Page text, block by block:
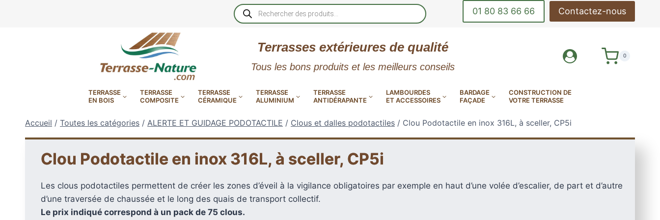
Recherche
de
produits
01 80 83 66 66 Contactez-nous
Terrasses extérieures de qualité
Tous les bons produits et les meilleurs conseils
0
TERRASSE
EN BOIS
LAMES DE TERRASSE
EN BOIS EXOTIQUE
TERRASSE
COMPOSITE
LAMES DE TERRASSE EN
BOIS COMPOSITE TIMBERTECH
TERRASSE
CÉRAMIQUE
LAMES DE TERRASSE
DURA EN CERAMIQUE
TERRASSE
ALUMINIUM
TERRASSE
ANTIDÉRAPANTE
BANDES ANTIDÉRAPANTES
POUR TERRASSE EN BOIS
LAMBOURDES
ET ACCESSOIRES
BANDES BITUMES
RÉGLABLES
POUR TERRASSE
INOX
DE TERRASSE
BARDAGE
FAÇADE
LAMES DE BARDAGE
XTRACLAD À CLAIRE VOIE
LAMES DE BARDAGE
CONSTRUCTION DE
VOTRE TERRASSE
Accueil / Toutes les catégories / ALERTE ET GUIDAGE PODOTACTILE / Clous et dalles podotactiles / Clou Podotactile en inox 316L, à sceller, CP5i
Clou Podotactile en inox 316L, à sceller, CP5i
Les clous podotactiles permettent de créer les zones d’éveil à la vigilance obligatoires par exemple en haut d’une volée d’escalier, de part et d’autre
d’une traversée de chaussée et le long des quais de transport collectif.
Le prix indiqué correspond à un pack de 75 clous.